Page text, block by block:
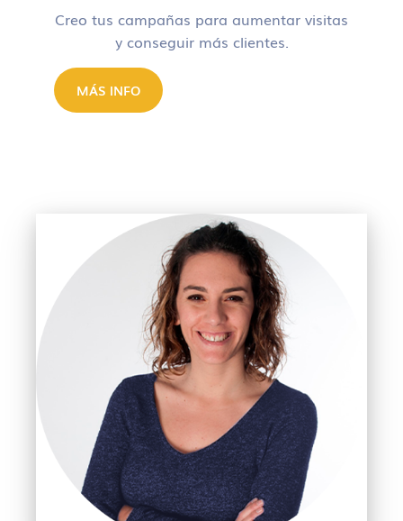
Creo tus campañas para aumentar visitas
y conseguir más clientes.
MÁS INFO